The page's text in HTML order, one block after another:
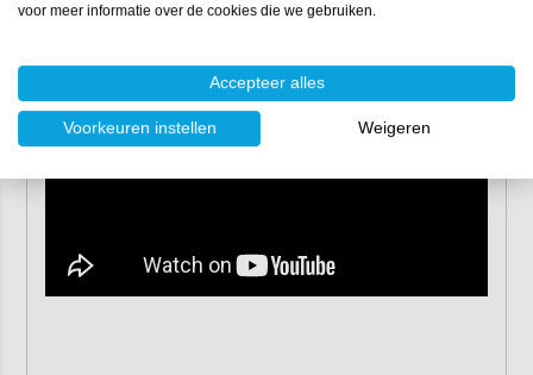
Mirka Abralon 77 mm matteerschijven
voor meer informatie over de cookies die we gebruiken.
Accepteer alles
Voorkeuren instellen Weigeren